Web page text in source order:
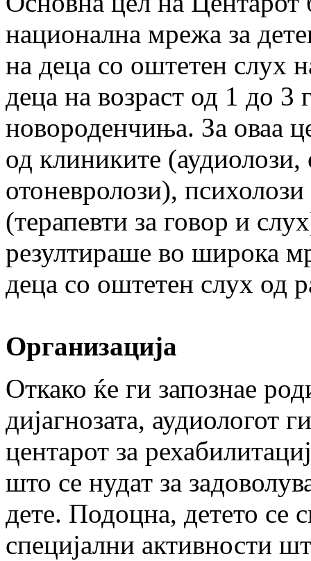
национална мрежа за
на деца со оштетен слух
деца на возраст од 1 до 3
новороденчиња. За оваа
од клиниките
отоневролози),
(терапевти за говор и
резултираше во широка
деца со оштетен слух од
Организација
Откако ќе ги запознае
дијагнозата, аудиологот
центарот за
што се нудат за
дете. Подоцна, детето се
специјални активности